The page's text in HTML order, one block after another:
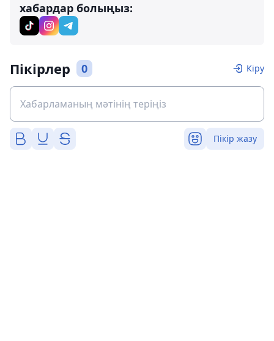
хабардар болыңыз:
Пікірлер 0 Кіру
Пікір жазу